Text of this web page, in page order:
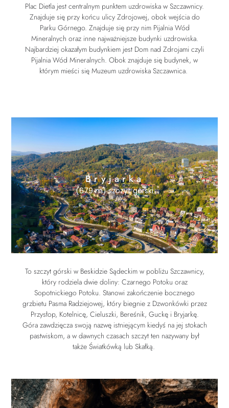
Plac Dietla jest centralnym punktem uzdrowiska w Szczawnicy.
Znajduje się przy końcu ulicy Zdrojowej, obok wejścia do
Parku Górnego. Znajduje się przy nim Pijalnia Wód
Mineralnych oraz inne najważniejsze budynki uzdrowiska.
Najbardziej okazałym budynkiem jest Dom nad Zdrojami czyli
Pijalnia Wód Mineralnych. Obok znajduje się budynek, w
którym mieści się Muzeum uzdrowiska Szczawnica.
Bryjarka
(679 m) szczyt górski
To szczyt górski w Beskidzie Sądeckim w pobliżu Szczawnicy,
który rodziela dwie doliny: Czarnego Potoku oraz
Sopotnickiego Potoku. Stanowi zakończenie bocznego
grzbietu Pasma Radziejowej, który biegnie z Dzwonkówki przez
Przysłop, Kotelnicę, Cieluszki, Bereśnik, Guckę i Bryjarkę.
Góra zawdzięcza swoją nazwę istniejącym kiedyś na jej stokach
pastwiskom, a w dawnych czasach szczyt ten nazywany był
także Światkówką lub Skałką.